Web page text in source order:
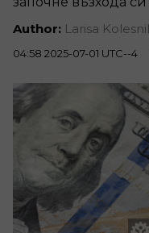
Author: Larisa
04:58 2025-07-01 UTC--4